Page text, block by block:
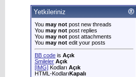
Yetkileriniz
You may not post new threads
You may not post replies
You may not post attachments
You may not edit your posts
BB code is Açık
Smileler Açık
[IMG] Kodları Açık
HTML-KodlarıKapalı